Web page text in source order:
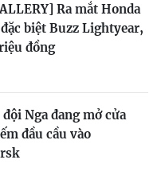
Ra mắt Honda
biệt Buzz Lightyear,
đồng
đội Nga đang mở cửa
đầu cầu vào